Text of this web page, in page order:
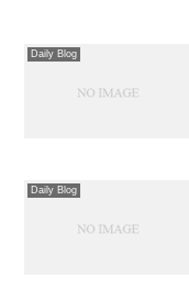
Daily Blog
Daily Blog